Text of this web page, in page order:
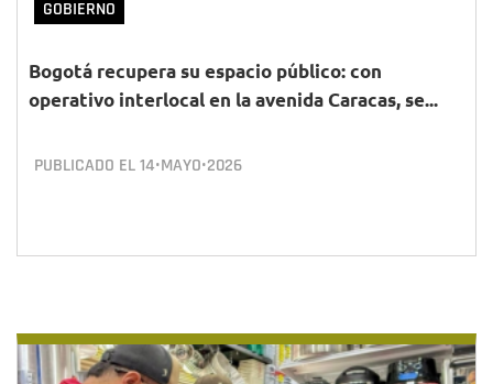
GOBIERNO
Bogotá recupera su espacio público: con
operativo interlocal en la avenida Caracas, se...
PUBLICADO EL14•MAYO•2026